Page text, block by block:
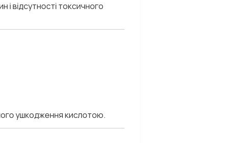
відсутності токсичного
ушкодження кислотою.